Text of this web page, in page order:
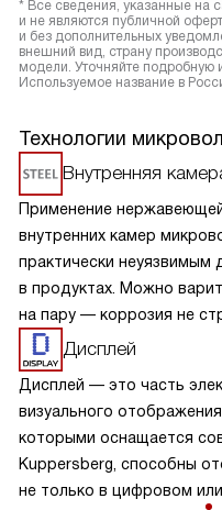
* Все сведения, указанные на
и не являются публичной
и без дополнительных
внешний вид, страну
модели. Уточняйте подробную
Используемое название в
Технологии
Внутренняя
Применение
внутренних камер
практически неуязвимым
в продуктах. Можно
на пару — коррозия не
из нержавейки прост,
чистящих средств.
Дисплей
Дисплей — это часть
визуального
которыми оснащается
Kuppersberg, способны
не только в цифровом